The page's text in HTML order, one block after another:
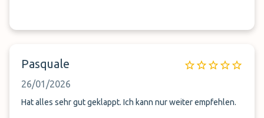
Pasquale
26/01/2026
Hat alles sehr gut geklappt. Ich kann nur weiter empfehlen.